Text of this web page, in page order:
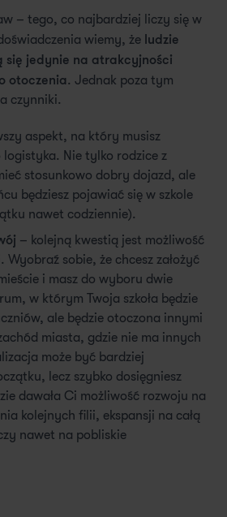
– tego, co najbardziej liczy się w
wiemy, że ludzie
się jedynie na atrakcyjności
otoczenia. Jednak poza tym
czynniki.
aspekt, na który musisz
Nie tylko rodzice z
stosunkowo dobry dojazd, ale
będziesz pojawiać się w szkole
nawet codziennie).
– kolejną kwestią jest możliwość
sobie, że chcesz założyć
i masz do wyboru dwie
w którym Twoja szkoła będzie
ale będzie otoczona innymi
miasta, gdzie nie ma innych
może być bardziej
lecz szybko dosięgniesz
dawała Ci możliwość rozwoju na
kolejnych filii, ekspansji na całą
nawet na pobliskie